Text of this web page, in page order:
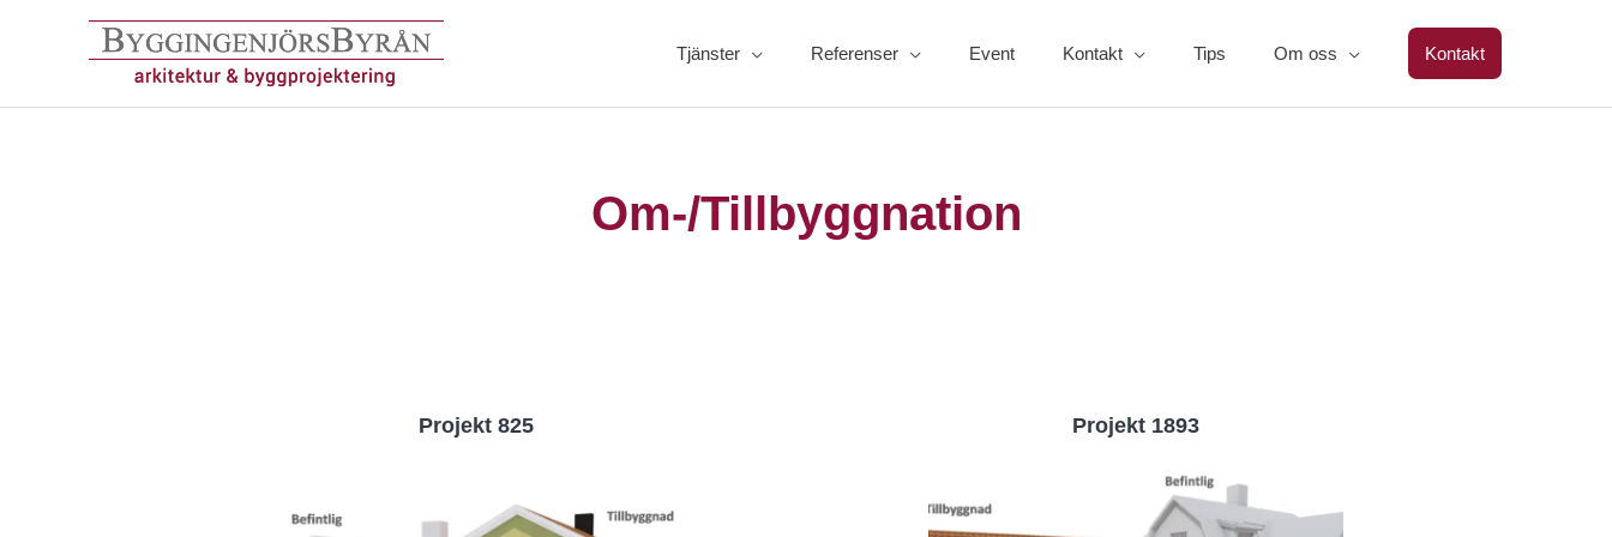
Tjänster Referenser Event Kontakt Tips Om oss Kontakt
Om-/Tillbyggnation
Projekt 825 Projekt 1893